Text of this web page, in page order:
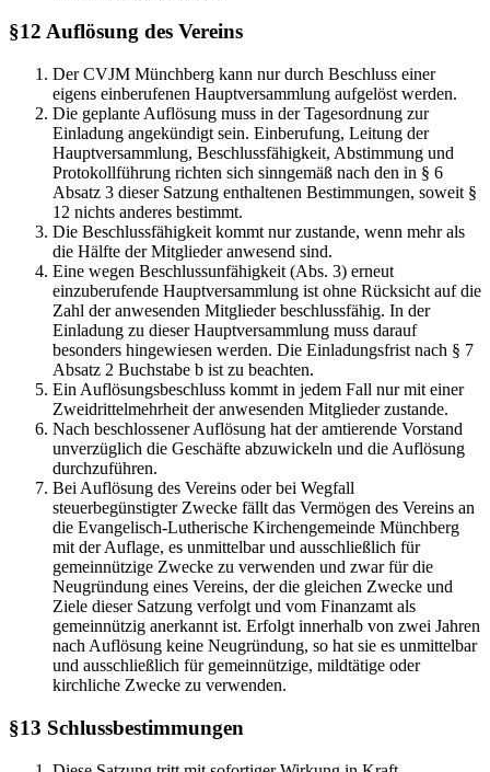
§12 Auflösung des Vereins
Der CVJM Münchberg kann nur durch Beschluss einer
eigens einberufenen Hauptversammlung aufgelöst werden.
Die geplante Auflösung muss in der Tagesordnung zur
Einladung angekündigt sein. Einberufung, Leitung der
Hauptversammlung, Beschlussfähigkeit, Abstimmung und
Protokollführung richten sich sinngemäß nach den in § 6
Absatz 3 dieser Satzung enthaltenen Bestimmungen, soweit §
12 nichts anderes bestimmt.
Die Beschlussfähigkeit kommt nur zustande, wenn mehr als
die Hälfte der Mitglieder anwesend sind.
Eine wegen Beschlussunfähigkeit (Abs. 3) erneut
einzuberufende Hauptversammlung ist ohne Rücksicht auf die
Zahl der anwesenden Mitglieder beschlussfähig. In der
Einladung zu dieser Hauptversammlung muss darauf
besonders hingewiesen werden. Die Einladungsfrist nach § 7
Absatz 2 Buchstabe b ist zu beachten.
Ein Auflösungsbeschluss kommt in jedem Fall nur mit einer
Zweidrittelmehrheit der anwesenden Mitglieder zustande.
Nach beschlossener Auflösung hat der amtierende Vorstand
unverzüglich die Geschäfte abzuwickeln und die Auflösung
durchzuführen.
Bei Auflösung des Vereins oder bei Wegfall
steuerbegünstigter Zwecke fällt das Vermögen des Vereins an
die Evangelisch-Lutherische Kirchengemeinde Münchberg
mit der Auflage, es unmittelbar und ausschließlich für
gemeinnützige Zwecke zu verwenden und zwar für die
Neugründung eines Vereins, der die gleichen Zwecke und
Ziele dieser Satzung verfolgt und vom Finanzamt als
gemeinnützig anerkannt ist. Erfolgt innerhalb von zwei Jahren
nach Auflösung keine Neugründung, so hat sie es unmittelbar
und ausschließlich für gemeinnützige, mildtätige oder
kirchliche Zwecke zu verwenden.
§13 Schlussbestimmungen